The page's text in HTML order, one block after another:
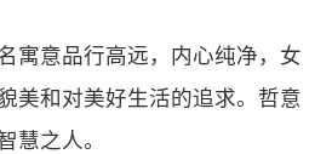
寓意品行高远，内心纯净，女
美和对美好生活的追求。哲意
慧之人。